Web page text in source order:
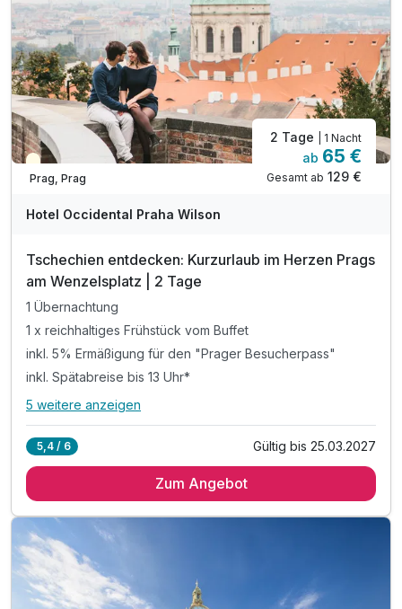
Teilweise ausgelastet
Prag, Prag
2 Tage | 1 Nacht
ab 65 €
Gesamt ab 129 €
Hotel Occidental Praha Wilson
Tschechien entdecken: Kurzurlaub im Herzen Prags
am Wenzelsplatz | 2 Tage
1 Übernachtung
1 x reichhaltiges Frühstück vom Buffet
inkl. 5% Ermäßigung für den "Prager Besucherpass"
inkl. Spätabreise bis 13 Uhr*
Alle Inklusivleistungen
1 x reichhaltiges Frühstück vom Buffet
inkl. Spätabreise bis 13 Uhr*
1 x Welcome Drink**
inkl. 10% Preisnachlass an der Hotelbar
inkl. VIP Pflegeserie / Badezimmerartikel
5 weitere anzeigen
5,4 / 6 Gültig bis 25.03.2027
Zum Angebot